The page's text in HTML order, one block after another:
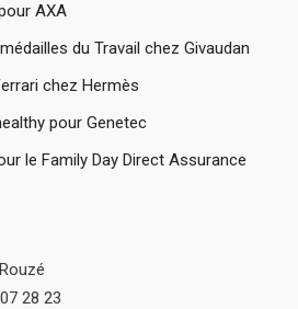
AXA
du Travail chez Givaudan
chez Hermès
pour Genetec
le Family Day Direct Assurance
28 23